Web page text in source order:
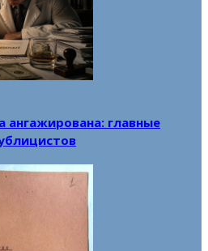
ангажирована: главные